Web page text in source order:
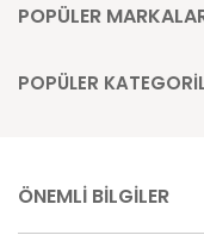
POPÜLER
POPÜLER
ÖNEMLİ BİLGİLER